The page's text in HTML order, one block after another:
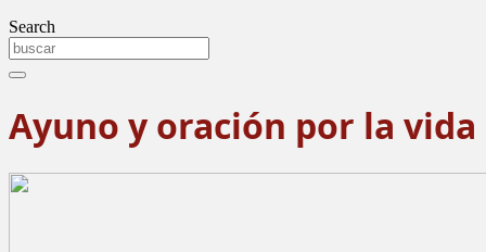
Search
Ayuno y oración por la vida